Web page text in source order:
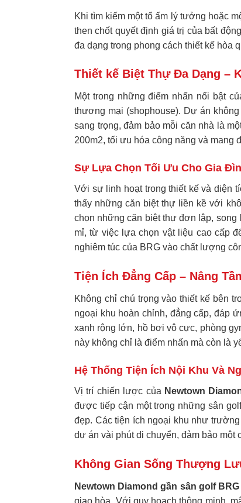
Khi tìm kiếm một tổ ấm lý tưởng hoặc
then chốt quyết định giá trị của bất
đa dạng trong phong cách thiết kế hòa
Thiết kế Biệt Thự Đa Dạng –
Một trong những điểm nhấn nổi bật
thương mại (shophouse). Dự án
sang trọng, đảm bảo mỗi căn nhà là
200m2, tối ưu hóa công năng và mang
Sự Lựa Chọn Tối Ưu Cho Gia
Với sự linh hoạt trong thiết kế và diện
thấy những căn biệt thự liền kề với
chọn những căn biệt thự đơn lập, song
mỉ, từ việc lựa chọn vật liệu cao cấp
nghiêm túc của BRG vào chất lượng
Tiện Ích Đẳng Cấp – Nâng
Không chỉ chú trọng vào thiết kế bên
ngoại khu hoàn chỉnh, đẳng cấp, đáp
xanh rộng lớn, hồ bơi vô cực, phòng
này không chỉ là điểm nhấn mà còn là
Hệ Thống Tiện Ích Nội Khu Và
Vị trí chiến lược của Newtown
được tiếp cận một trong những sân
đẹp. Các tiện ích ngoại khu như
dự án vài phút di chuyển, đảm bảo
Không Gian Sống Thượng
Newtown Diamond gần sân golf BRG
giao hòa. Với quy hoạch thông minh,